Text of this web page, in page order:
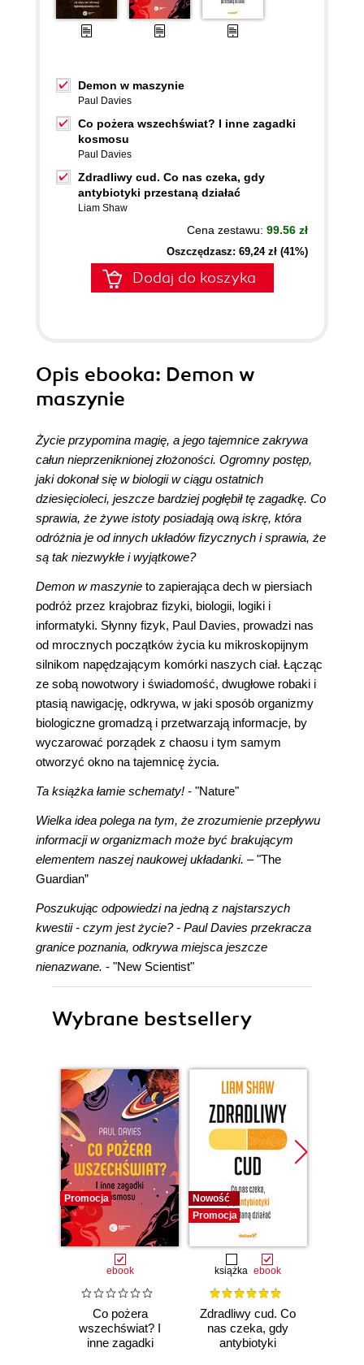
Demon w maszynie
Paul Davies
Co pożera wszechświat? I inne zagadki
kosmosu
Paul Davies
Zdradliwy cud. Co nas czeka, gdy
antybiotyki przestaną działać
Liam Shaw
Cena zestawu: 99.56 zł
Oszczędzasz: 69,24 zł (41%)
Dodaj do koszyka
Opis ebooka: Demon w
maszynie
Życie przypomina magię, a jego tajemnice zakrywa
całun nieprzeniknionej złożoności. Ogromny postęp,
jaki dokonał się w biologii w ciągu ostatnich
dziesięcioleci, jeszcze bardziej pogłębił tę zagadkę. Co
sprawia, że żywe istoty posiadają ową iskrę, która
odróżnia je od innych układów fizycznych i sprawia, że
są tak niezwykłe i wyjątkowe?
Demon w maszynie to zapierająca dech w piersiach
podróż przez krajobraz fizyki, biologii, logiki i
informatyki. Słynny fizyk, Paul Davies, prowadzi nas
od mrocznych początków życia ku mikroskopijnym
silnikom napędzającym komórki naszych ciał. Łącząc
ze sobą nowotwory i świadomość, dwugłowe robaki i
ptasią nawigację, odkrywa, w jaki sposób organizmy
biologiczne gromadzą i przetwarzają informacje, by
wyczarować porządek z chaosu i tym samym
otworzyć okno na tajemnicę życia.
Ta książka łamie schematy! - "Nature"
Wielka idea polega na tym, że zrozumienie przepływu
informacji w organizmach może być brakującym
elementem naszej naukowej układanki. – "The
Guardian”
Poszukując odpowiedzi na jedną z najstarszych
kwestii - czym jest życie? - Paul Davies przekracza
granice poznania, odkrywa miejsca jeszcze
nienazwane. - "New Scientist"
Wybrane bestsellery
Promocja
ebook
Co pożera
wszechświat? I
inne zagadki
Nowość
Promocja
książka ebook
Zdradliwy cud. Co
nas czeka, gdy
antybiotyki